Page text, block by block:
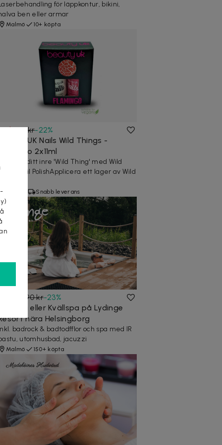
för läppkontur, bikini,
ben eller armar
Malmö 10+ köpta
kr89 kr-22%
Beauty UK Nails Wild Things -
Flamingo 2x11ml
Släpp ut ditt inre 'Wild Thing' med Wild
Nail PolishApplicera ett lager av Wild
Snabb leverans
390 kr-23%
Dagspa eller Kvällspa på Lydinge
nära Helsingborg
badrock & badtodfflor och spa med IR
utomhusbad, jacuzzi
Malmö 150+ köpta